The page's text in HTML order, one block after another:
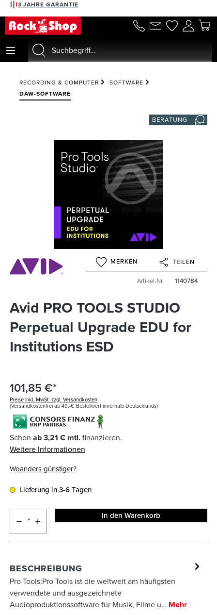
springen
3 JAHRE GARANTIE
RECORDING & COMPUTER
SOFTWARE
DAW-SOFTWARE
BERATUNG
MERKEN TEILEN
Artikel-Nr 1140784
Avid PRO TOOLS STUDIO
Perpetual Upgrade EDU for
Institutions ESD
101,85 €*
Preise inkl. MwSt. zzgl. Versandkosten
(Versandkostenfrei ab 49,-€ Bestellwert innerhalb Deutschlands)
Schon ab 3,21 € mtl.finanzieren.
Weitere Informationen
Woanders günstiger?
Lieferung in 3-6 Tagen
In den Warenkorb
BESCHREIBUNG
Pro Tools:Pro Tools ist die weltweit am häufigsten
verwendete und ausgezeichnete
Audioproduktionssoftware für Musik, Filme u… Mehr